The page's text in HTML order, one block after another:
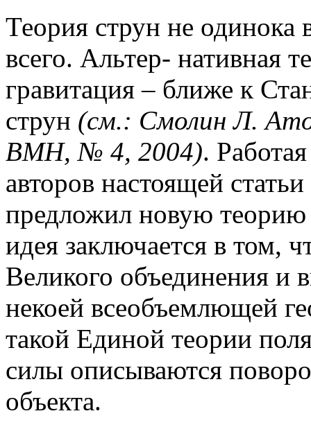
Теория струн не одинока
всего. Альтер- нативная
гравитация – ближе к
струн (см.: Смолин Л.
ВМН, № 4, 2004).
авторов настоящей
предложил новую теорию
идея заключается в том,
Великого объединения и
некоей всеобъемлющей
такой Единой теории
силы описываются
объекта.